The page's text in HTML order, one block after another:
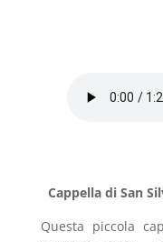
Cappella di San
Questa piccola